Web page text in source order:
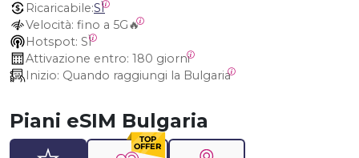
Ricaricabile:SÌ
Velocità: fino a 5G🔥
Hotspot: SÌ
Attivazione entro: 180 giorni
Inizio: Quando raggiungi la Bulgaria
Piani eSIM Bulgaria